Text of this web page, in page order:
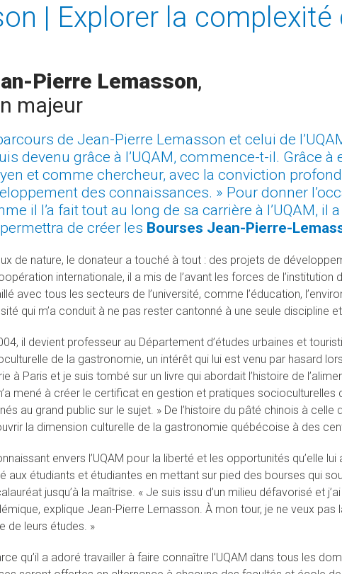
| Explorer la
Pierre Lemasson,
majeur
de Jean-Pierre Lemasson et celui de
devenu grâce à l’UQAM, commence-t-il. Grâce
et comme chercheur, avec la conviction
des connaissances. » Pour donner
il l’a fait tout au long de sa carrière à l’UQAM,
de créer les Bourses Jean-Pierre-
de nature, le donateur a touché à tout : des projets de
internationale, il a mis de l’avant les forces de l’institution
avec tous les secteurs de l’université, comme l’éducation,
qui m’a conduit à ne pas rester cantonné à une seule discipline
il devient professeur au Département d’études urbaines et
de la gastronomie, un intérêt qui lui est venu par hasard
à Paris et je suis tombé sur un livre qui abordait l’histoire de
mené à créer le certificat en gestion et pratiques
au grand public sur le sujet. » De l’histoire du pâté chinois à
la dimension culturelle de la gastronomie québécoise à des
envers l’UQAM pour la liberté et les opportunités qu’elle
aux étudiants et étudiantes en mettant sur pied des bourses qui
jusqu’à la maîtrise. « Je suis issu d’un milieu défavorisé et
explique Jean-Pierre Lemasson. À mon tour, je ne veux
de leurs études. »
qu’il a adoré travailler à faire connaître l’UQAM dans tous les